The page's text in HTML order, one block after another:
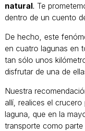
natural. Te
dentro de un cuento
De hecho, este
en cuatro lagunas en
tan sólo unos
disfrutar de una de
Nuestra
allí, realices el
laguna, que en la
transporte como parte